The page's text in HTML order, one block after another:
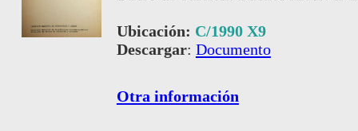
Ubicación: C/1990 X9
Descargar: Documento
Otra información